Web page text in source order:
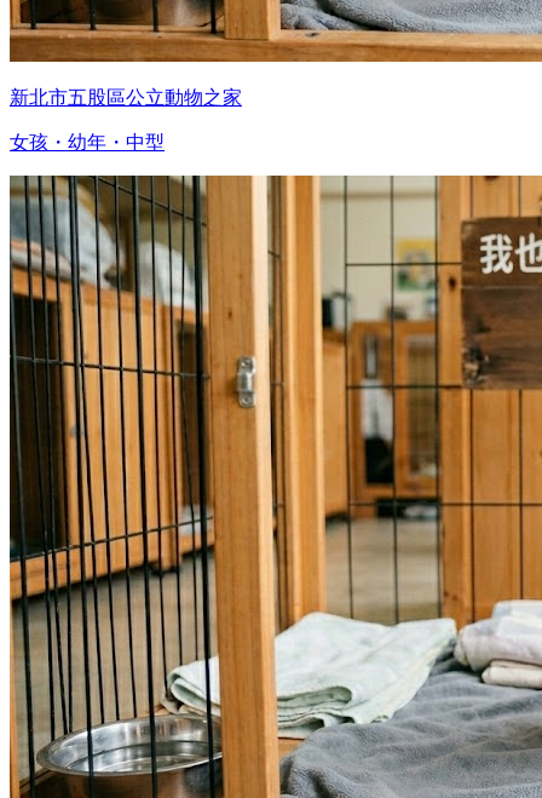
新北市五股區公立動物之家
女孩・幼年・中型